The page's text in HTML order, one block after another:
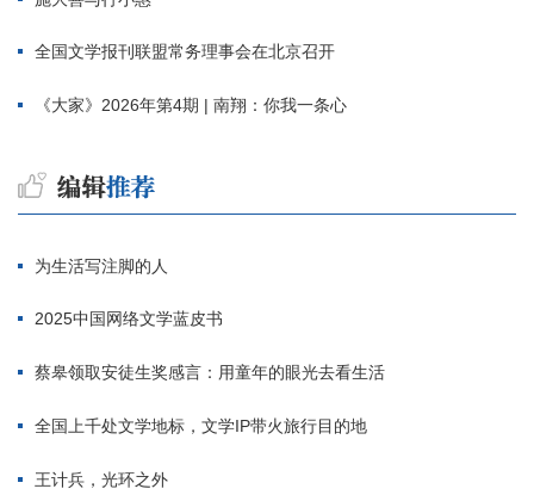
全国文学报刊联盟常务理事会在北京召开
《大家》2026年第4期 | 南翔：你我一条心
为生活写注脚的人
2025中国网络文学蓝皮书
蔡皋领取安徒生奖感言：用童年的眼光去看生活
全国上千处文学地标，文学IP带火旅行目的地
王计兵，光环之外